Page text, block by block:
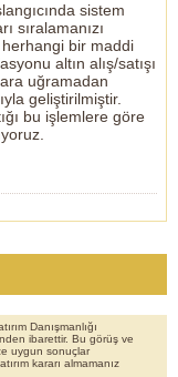
sistem
sıralamanızı
bir maddi
altın alış/satışı
uğramadan
geliştirilmiştir.
bu işlemlere göre
Danışmanlığı
ibarettir. Bu görüş ve
uygun sonuçlar
kararı almamanız